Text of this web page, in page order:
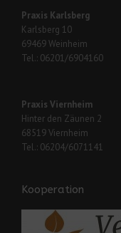
Praxis Karlsberg
Karlsberg 10
69469 Weinheim
Tel.: 06201/6904160
Praxis Viernheim
Hinter den Zäunen 2
68519 Viernheim
Tel.: 06204/6071141
Kooperation